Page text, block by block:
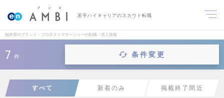
若手ハイキャリアのスカウト転職
福井県のブランド・プロダクトマネージャーの転職・求人情報
7 件 条件変更
すべて 新着のみ 掲載終了間近